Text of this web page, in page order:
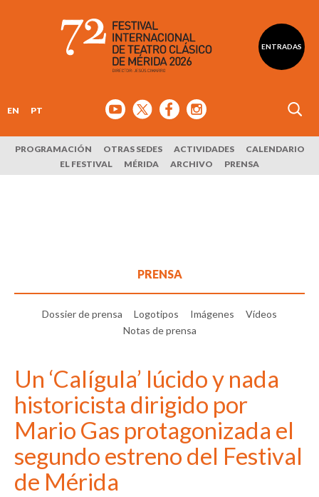
ENTRADAS
EN PT
PROGRAMACIÓN OTRAS SEDES ACTIVIDADES
CALENDARIO
EL FESTIVAL
MÉRIDA ARCHIVO PRENSA
PRENSA
Dossier de prensa Logotipos Imágenes
Vídeos
Notas de prensa
Un ‘Calígula’ lúcido y nada
historicista dirigido por
Mario Gas protagonizada el
segundo estreno del Festival
de Mérida